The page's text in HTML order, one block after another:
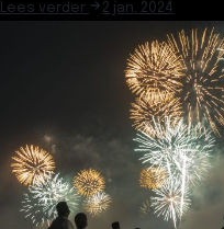
Lees verder 2 jan. 2024